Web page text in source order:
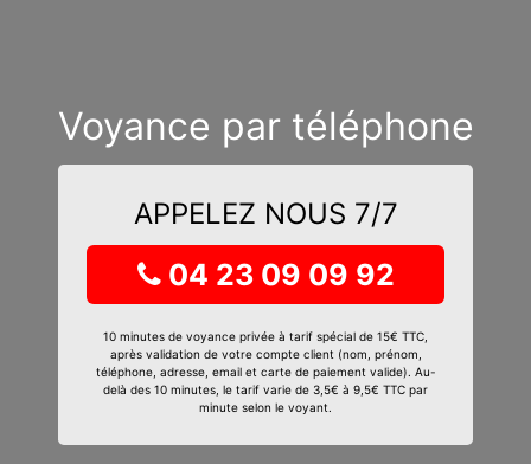
Voyance par téléphone
APPELEZ NOUS 7/7
04 23 09 09 92
10 minutes de voyance privée à tarif spécial de 15€ TTC,
après validation de votre compte client (nom, prénom,
téléphone, adresse, email et carte de paiement valide). Au-
delà des 10 minutes, le tarif varie de 3,5€ à 9,5€ TTC par
minute selon le voyant.